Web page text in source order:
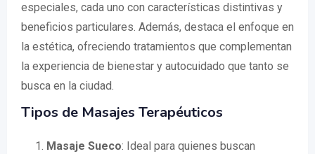
especiales, cada uno con características distintivas y
beneficios particulares. Además, destaca el enfoque en
la estética, ofreciendo tratamientos que complementan
la experiencia de bienestar y autocuidado que tanto se
busca en la ciudad.
Tipos de Masajes Terapéuticos
Masaje Sueco: Ideal para quienes buscan